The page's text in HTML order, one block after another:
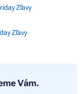
Zľavy
Zľavy
Vám.